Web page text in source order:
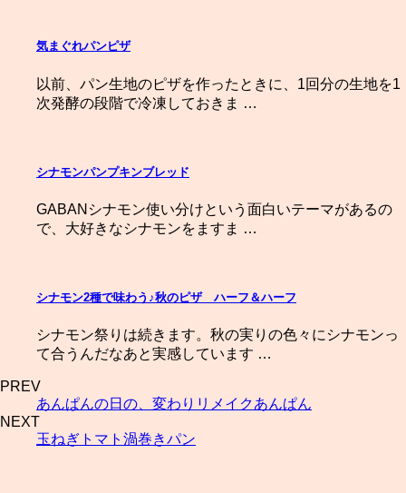
気まぐれパンピザ
以前、パン生地のピザを作ったときに、1回分の生地を1
次発酵の段階で冷凍しておきま …
シナモンパンプキンブレッド
GABANシナモン使い分けという面白いテーマがあるの
で、大好きなシナモンをますま …
シナモン2種で味わう♪秋のピザ ハーフ＆ハーフ
シナモン祭りは続きます。秋の実りの色々にシナモンっ
て合うんだなあと実感しています …
PREV
あんぱんの日の、変わりリメイクあんぱん
NEXT
玉ねぎトマト渦巻きパン